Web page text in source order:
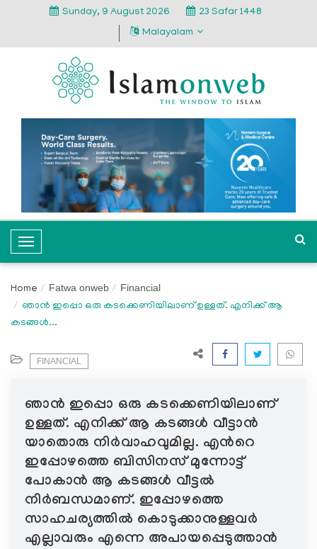
Sunday, 9 August 2026
23 Safar 1448
Malayalam
T
o
g
l
e
i
a
t
i
o
n
Home Fatwa onweb Financial
ഞാൻ ഇപ്പൊ ഒരു കടക്കെണിയിലാണ് ഉള്ളത്. എനിക്ക് ആ
കടങ്ങൾ...
FINANCIAL
ഞാൻ ഇപ്പൊ ഒരു കടക്കെണിയിലാണ്
ഉള്ളത്. എനിക്ക് ആ കടങ്ങൾ വീട്ടാൻ
യാതൊരു നിർവാഹവുമില്ല. എന്‍റെ
ഇപ്പോഴത്തെ ബിസിനസ് മുന്നോട്ട്
പോകാൻ ആ കടങ്ങൾ വീട്ടൽ
നിര്‍ബന്ധമാണ്. ഇപ്പോഴത്തെ
സാഹചര്യത്തിൽ കൊടുക്കാനുള്ളവർ
എല്ലാവരും എന്നെ അപായപ്പെടുത്താൻ